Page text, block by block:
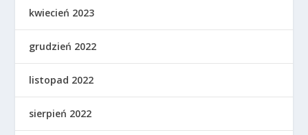
kwiecień 2023
grudzień 2022
listopad 2022
sierpień 2022